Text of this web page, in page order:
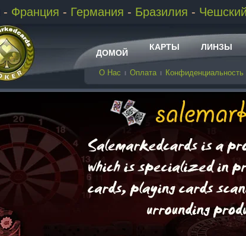
- Франция - Германия - Бразилия - Чешский
ДОМОЙ
КАРТЫ ЛИНЗЫ
О Нас Оплата Конфиденциальность